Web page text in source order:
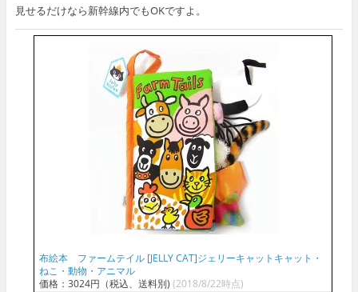
見せるだけなら新幹線内でもOKですよ。
布絵本 ファームテイル [JELLY CAT]ジェリーキャットキャット・
ねこ・動物・アニマル
価格：3024円（税込、送料別) (2018/8/22時点)